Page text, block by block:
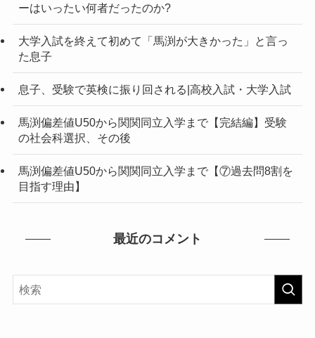
ーはいったい何者だったのか?
大学入試を終えて初めて「馬渕が大きかった」と言っ
た息子
息子、受験で英検に振り回される|高校入試・大学入試
馬渕偏差値U50から関関同立入学まで【完結編】受験
の社会科選択、その後
馬渕偏差値U50から関関同立入学まで【⑦過去問8割を
目指す理由】
最近のコメント